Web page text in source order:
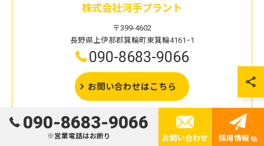
株式会社河手プラント
〒399-4602
長野県上伊那郡箕輪町東箕輪4161−1
090-8683-9066
お問い合わせはこちら
090-8683-9066
※営業電話はお断り お問い合わせ 採用情報